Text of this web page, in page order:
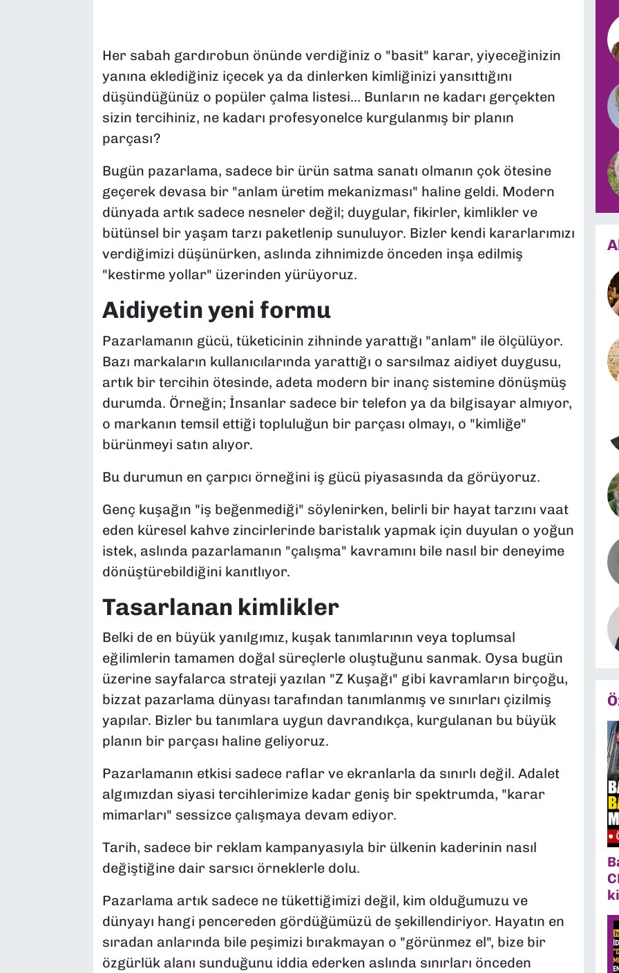
Her sabah gardırobun önünde verdiğiniz o "basit" karar, yiyeceğinizin
yanına eklediğiniz içecek ya da dinlerken kimliğinizi yansıttığını
düşündüğünüz o popüler çalma listesi… Bunların ne kadarı gerçekten
sizin tercihiniz, ne kadarı profesyonelce kurgulanmış bir planın
parçası?
Bugün pazarlama, sadece bir ürün satma sanatı olmanın çok ötesine
geçerek devasa bir "anlam üretim mekanizması" haline geldi. Modern
dünyada artık sadece nesneler değil; duygular, fikirler, kimlikler ve
bütünsel bir yaşam tarzı paketlenip sunuluyor. Bizler kendi kararlarımızı
verdiğimizi düşünürken, aslında zihnimizde önceden inşa edilmiş
"kestirme yollar" üzerinden yürüyoruz.
Aidiyetin yeni formu
Pazarlamanın gücü, tüketicinin zihninde yarattığı "anlam" ile ölçülüyor.
Bazı markaların kullanıcılarında yarattığı o sarsılmaz aidiyet duygusu,
artık bir tercihin ötesinde, adeta modern bir inanç sistemine dönüşmüş
durumda. Örneğin; İnsanlar sadece bir telefon ya da bilgisayar almıyor,
o markanın temsil ettiği topluluğun bir parçası olmayı, o "kimliğe"
bürünmeyi satın alıyor.
Bu durumun en çarpıcı örneğini iş gücü piyasasında da görüyoruz.
Genç kuşağın "iş beğenmediği" söylenirken, belirli bir hayat tarzını vaat
eden küresel kahve zincirlerinde baristalık yapmak için duyulan o yoğun
istek, aslında pazarlamanın "çalışma" kavramını bile nasıl bir deneyime
dönüştürebildiğini kanıtlıyor.
Tasarlanan kimlikler
Belki de en büyük yanılgımız, kuşak tanımlarının veya toplumsal
eğilimlerin tamamen doğal süreçlerle oluştuğunu sanmak. Oysa bugün
üzerine sayfalarca strateji yazılan "Z Kuşağı" gibi kavramların birçoğu,
bizzat pazarlama dünyası tarafından tanımlanmış ve sınırları çizilmiş
yapılar. Bizler bu tanımlara uygun davrandıkça, kurgulanan bu büyük
planın bir parçası haline geliyoruz.
Pazarlamanın etkisi sadece raflar ve ekranlarla da sınırlı değil. Adalet
algımızdan siyasi tercihlerimize kadar geniş bir spektrumda, "karar
mimarları" sessizce çalışmaya devam ediyor.
Tarih, sadece bir reklam kampanyasıyla bir ülkenin kaderinin nasıl
değiştiğine dair sarsıcı örneklerle dolu.
Pazarlama artık sadece ne tükettiğimizi değil, kim olduğumuzu ve
dünyayı hangi pencereden gördüğümüzü de şekillendiriyor. Hayatın en
sıradan anlarında bile peşimizi bırakmayan o "görünmez el", bize bir
özgürlük alanı sunduğunu iddia ederken aslında sınırları önceden
TEKNOLOJİ
YEREL YÖNETİMLER